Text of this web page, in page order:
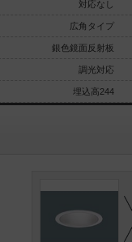
対応なし
広角タイプ
銀色鏡面反射板
調光対応
埋込高244